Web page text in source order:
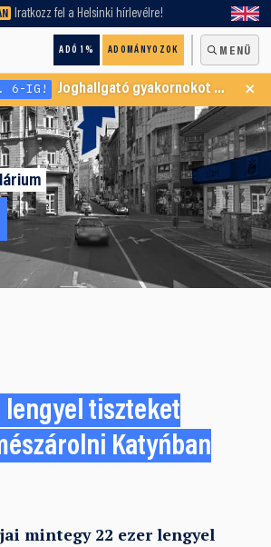
Iratkozz fel a Helsinki hírlevélre!
ADÓ 1% ADOMÁNYOZOK MENÜ
6-IG! Joghallgató gyakornokot keresünk Menekültügyi Programunkba ×
lengyel tiszteket
Katyńban
mintegy 22 ezer lengyel